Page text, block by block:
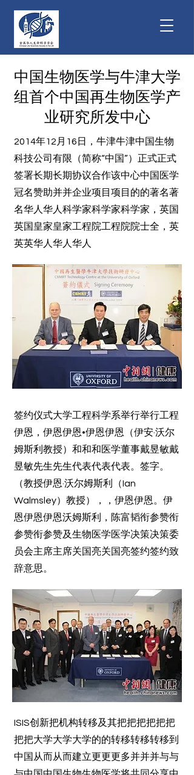
中国生物医学与牛津大学
组首个中国再生物医学产
业研究所发中心
2014年12月16日，牛津牛津中国生物
科技公司有限（简称“中国”）正式正式
签署长期长期协议合作该中心中国医学
冠名赞助并并企业项目项目的的著名著
名华人华人科学家科学家科学家，英国
英国皇家皇家工程院工程院院士全，英
英英华人华人华人
签约仪式大学工程科学系举行举行工程
伊恩，伊恩伊恩•伊恩伊恩（伊安·沃尔
姆斯利教授）和和和医学董事戴昱敏戴
昱敏先生先生代表代表代表。签字。
（教授伊恩·沃尔姆斯利（Ian
Walmsley）教授），，伊恩伊恩。伊
恩伊恩伊恩沃姆斯利，陈富韬衔参赞衔
参赞衔参赞及生物医学医学决策决策委
员会主席主席关国亮关国亮签约签约致
辞意思。
ISIS创新把机构转移及其把把把把把把
把把大学大学大学的的转移转移转移到
中国从而从而建立更更更多并并并与与